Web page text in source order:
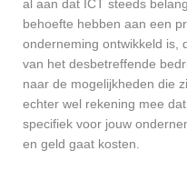
al aan dat ICT steeds
behoefte hebben aan een
onderneming ontwikkeld is,
van het desbetreffende
naar de mogelijkheden die
echter wel rekening mee
specifiek voor jouw
en geld gaat kosten.